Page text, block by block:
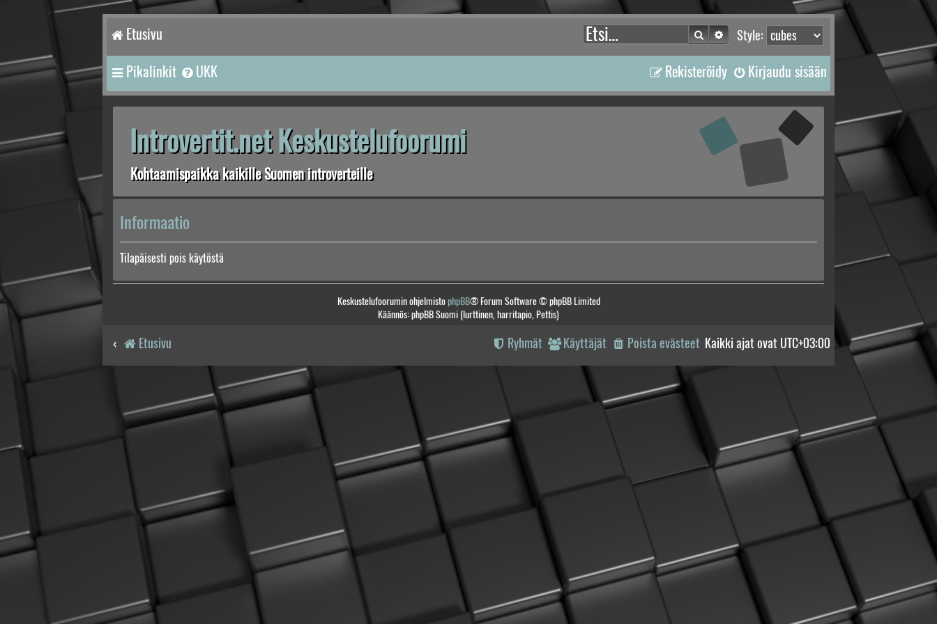
Etusivu Style:
Etsi Tarkennettu haku
Pikalinkit UKK Kirjaudu sisään
Rekisteröidy
Introvertit.net Keskustelufoorumi
Kohtaamispaikka kaikille Suomen introverteille
Informaatio
Tilapäisesti pois käytöstä
Keskustelufoorumin ohjelmistophpBB® Forum Software © phpBB Limited
Käännös: phpBB Suomi (lurttinen, harritapio, Pettis)
Etusivu Kaikki ajat ovat UTC+03:00
Poista evästeet
Käyttäjät
Ryhmät